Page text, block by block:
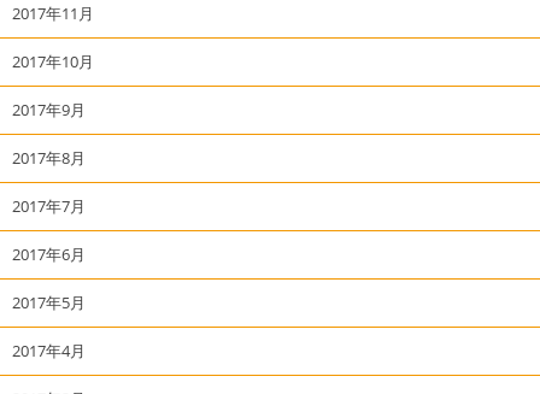
2017年11月
2017年10月
2017年9月
2017年8月
2017年7月
2017年6月
2017年5月
2017年4月